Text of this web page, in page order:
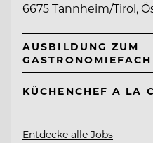
6675 Tannheim/Tirol,
AUSBILDUNG ZUM
KÜCHENCHEF A LA
Entdecke alle Jobs